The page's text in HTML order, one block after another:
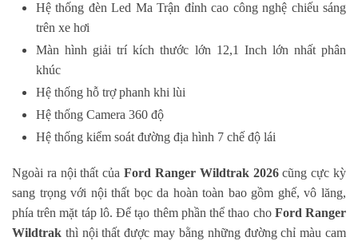
Hệ thống đèn Led Ma Trận đỉnh cao công nghệ chiếu sáng
trên xe hơi
Màn hình giải trí kích thước lớn 12,1 Inch lớn nhất phân
khúc
Hệ thống hỗ trợ phanh khi lùi
Hệ thống Camera 360 độ
Hệ thống kiểm soát đường địa hình 7 chế độ lái
Ngoài ra nội thất củaFord Ranger Wildtrak 2026cũng cực kỳ
sang trọng với nội thất bọc da hoàn toàn bao gồm ghế, vô lăng,
phía trên mặt táp lô. Để tạo thêm phần thể thao cho Ford Ranger
Wildtrak thì nội thất được may bằng những đường chỉ màu cam